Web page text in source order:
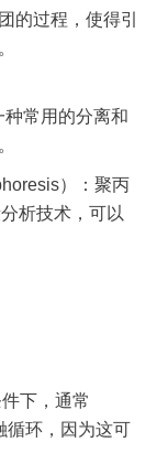
的过程，使得引
常用的分离和
）：聚丙
析技术，可以
下，通常
循环，因为这可